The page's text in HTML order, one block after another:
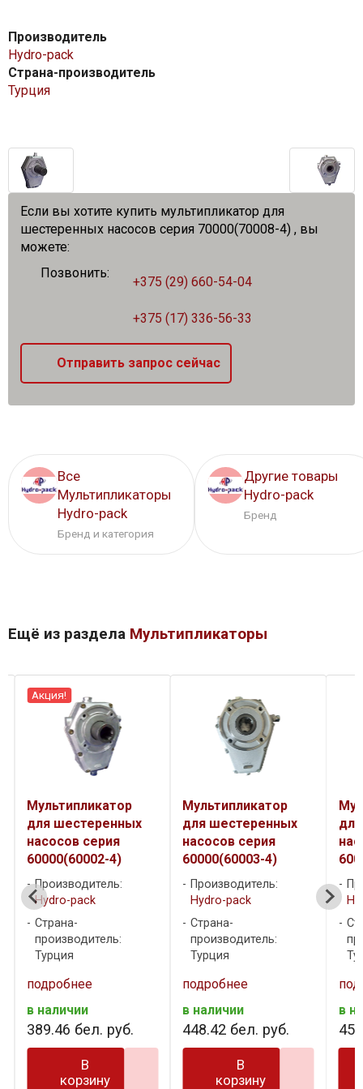
Производитель
Hydro-pack
Страна-производитель
Турция
Если вы хотите купить мультипликатор для
шестеренных насосов cерия 70000(70008-4) , вы
можете:
Позвонить:
+375 (29) 660-54-04
+375 (17) 336-56-33
Отправить запрос сейчас
Все
Мультипликаторы
Hydro-pack
Бренд и категория
Другие товары
Hydro-pack
Бренд
Ещё из раздела Мультипликаторы
Акция!
Мультипликатор
для шестеренных
насосов cерия
60000(60002-4)
Производитель:
Hydro-pack
Страна-
производитель:
Турция
подробнее
в наличии
389.46 бел. руб.
В
корзину
Мультипликатор
для шестеренных
насосов cерия
60000(60003-4)
Производитель:
Hydro-pack
Страна-
производитель:
Турция
подробнее
в наличии
448.42 бел. руб.
В
корзину
в
454